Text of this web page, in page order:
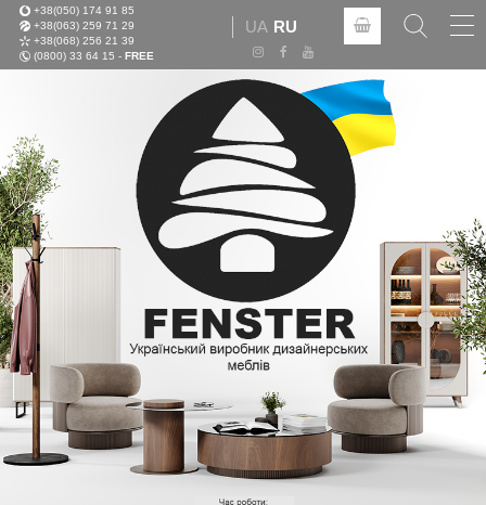
+38(050) 174 91 85
+38(063) 259 71 29
+38(068) 256 21 39
(0800) 33 64 15 - FREE
UA RU